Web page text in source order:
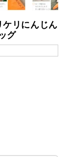
ケリにんじん
グ